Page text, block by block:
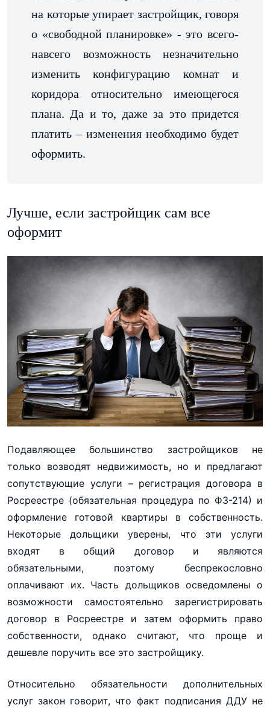
на которые упирает застройщик, говоря
о «свободной планировке» - это всего-
навсего возможность незначительно
изменить конфигурацию комнат и
коридора относительно имеющегося
плана. Да и то, даже за это придется
платить – изменения необходимо будет
оформить.
Лучше, если застройщик сам все
оформит
Подавляющее большинство застройщиков не
только возводят недвижимость, но и предлагают
сопутствующие услуги – регистрация договора в
Росреестре (обязательная процедура по ФЗ-214) и
оформление готовой квартиры в собственность.
Некоторые дольщики уверены, что эти услуги
входят в общий договор и являются
обязательными, поэтому беспрекословно
оплачивают их. Часть дольщиков осведомлены о
возможности самостоятельно зарегистрировать
договор в Росреестре и затем оформить право
собственности, однако считают, что проще и
дешевле поручить все это застройщику.
Относительно обязательности дополнительных
услуг закон говорит, что факт подписания ДДУ не